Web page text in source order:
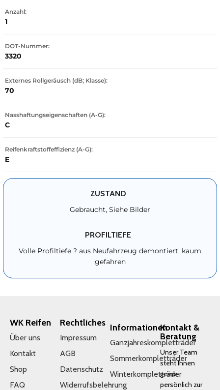
Anzahl:
1
DOT-Nummer:
3320
Externes Rollgeräusch (dB; Klasse):
70
Nasshaftungseigenschaften (A-G):
C
Reifenkraftstoffeffizienz (A-G):
E
ZUSTAND
Gebraucht, Siehe Bilder
PROFILTIEFE
Volle Profiltiefe ? aus Neufahrzeug demontiert, kaum
gefahren
WK Reifen
Über uns
Kontakt
Shop
FAQ
Rechtliches
Impressum
AGB
Datenschutz
Widerrufsbelehrung
Informationen
Ganzjahreskompletträder
Sommerkompletträder
Winterkompletträder
Kontakt &
Beratung
Unser Team
steht Ihnen
gerne
persönlich zur